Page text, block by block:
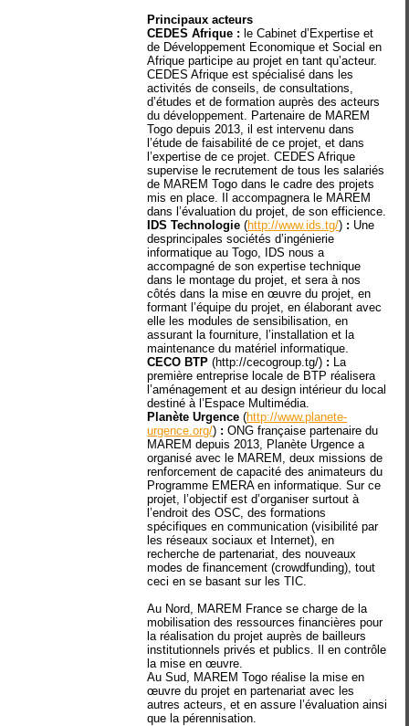
Principaux acteurs
CEDES Afrique : le Cabinet d’Expertise et
de Développement Economique et Social en
Afrique participe au projet en tant qu’acteur.
CEDES Afrique est spécialisé dans les
activités de conseils, de consultations,
d’études et de formation auprès des acteurs
du développement. Partenaire de MAREM
Togo depuis 2013, il est intervenu dans
l’étude de faisabilité de ce projet, et dans
l’expertise de ce projet. CEDES Afrique
supervise le recrutement de tous les salariés
de MAREM Togo dans le cadre des projets
mis en place. Il accompagnera le MAREM
dans l’évaluation du projet, de son efficience.
IDS Technologie(http://www.ids.tg/) : Une
desprincipales sociétés d’ingénierie
informatique au Togo, IDS nous a
accompagné de son expertise technique
dans le montage du projet, et sera à nos
côtés dans la mise en œuvre du projet, en
formant l’équipe du projet, en élaborant avec
elle les modules de sensibilisation, en
assurant la fourniture, l’installation et la
maintenance du matériel informatique.
CECO BTP(http://cecogroup.tg/) : La
première entreprise locale de BTP réalisera
l’aménagement et au design intérieur du local
destiné à l’Espace Multimédia.
Planète Urgence(http://www.planete-
urgence.org/) : ONG française partenaire du
MAREM depuis 2013, Planète Urgence a
organisé avec le MAREM, deux missions de
renforcement de capacité des animateurs du
Programme EMERA en informatique. Sur ce
projet, l’objectif est d’organiser surtout à
l’endroit des OSC, des formations
spécifiques en communication (visibilité par
les réseaux sociaux et Internet), en
recherche de partenariat, des nouveaux
modes de financement (crowdfunding), tout
ceci en se basant sur les TIC.
Au Nord, MAREM France se charge de la
mobilisation des ressources financières pour
la réalisation du projet auprès de bailleurs
institutionnels privés et publics. Il en contrôle
la mise en œuvre.
Au Sud, MAREM Togo réalise la mise en
œuvre du projet en partenariat avec les
autres acteurs, et en assure l’évaluation ainsi
que la pérennisation.